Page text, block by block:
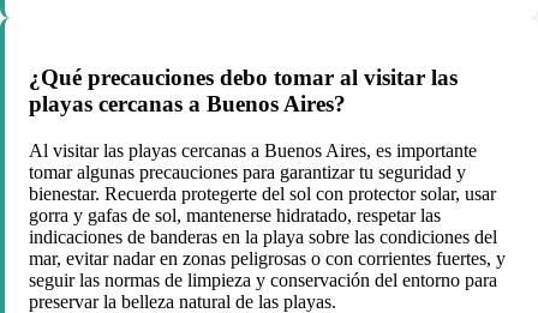
¿Qué precauciones debo tomar al visitar las
playas cercanas a Buenos Aires?
Al visitar las playas cercanas a Buenos Aires, es importante
tomar algunas precauciones para garantizar tu seguridad y
bienestar. Recuerda protegerte del sol con protector solar, usar
gorra y gafas de sol, mantenerse hidratado, respetar las
indicaciones de banderas en la playa sobre las condiciones del
mar, evitar nadar en zonas peligrosas o con corrientes fuertes, y
seguir las normas de limpieza y conservación del entorno para
preservar la belleza natural de las playas.